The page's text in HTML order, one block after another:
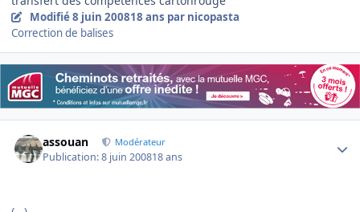
Modifié8 juin 200818 ans par nicopasta
Correction de balises
assouan Modérateur
Publication:8 juin 200818 ans